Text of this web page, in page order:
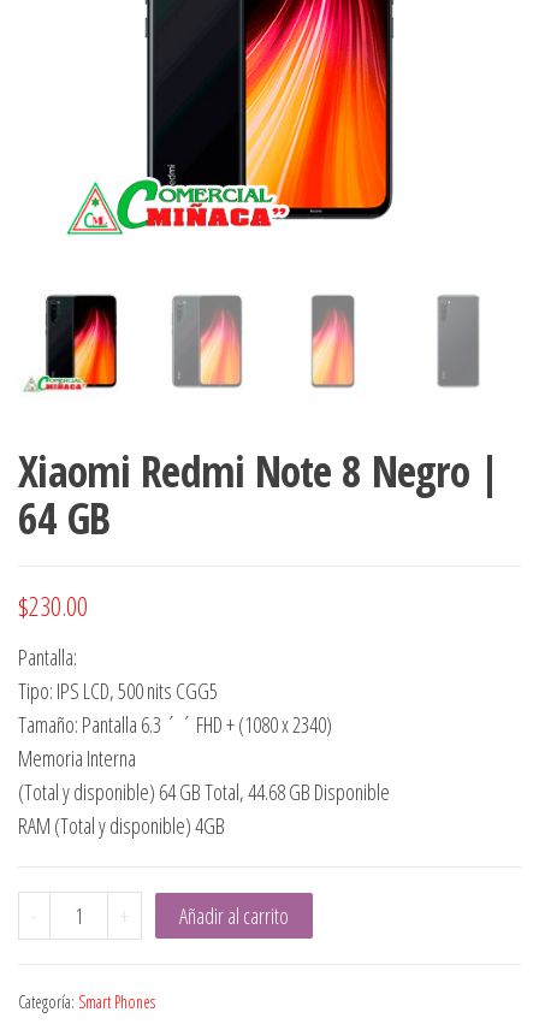
Xiaomi Redmi Note 8 Negro |
64 GB
$230.00
Pantalla:
Tipo: IPS LCD, 500 nits CGG5
Tamaño: Pantalla 6.3 ´ ´ FHD + (1080 x 2340)
Memoria Interna
(Total y disponible) 64 GB Total, 44.68 GB Disponible
RAM (Total y disponible) 4GB
-
Xiaomi
Redmi
8
+ Añadir al carrito
Categoría: Smart Phones